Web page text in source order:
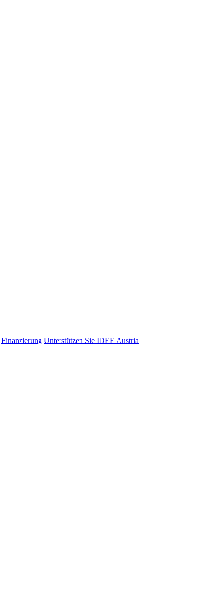
Finanzierung Unterstützen Sie IDEE Austria